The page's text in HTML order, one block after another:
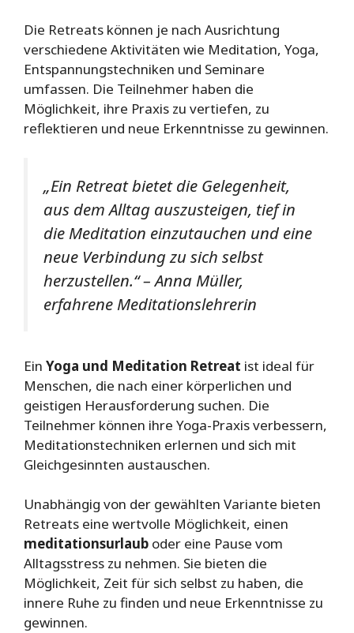
Die Retreats können je nach Ausrichtung
verschiedene Aktivitäten wie Meditation, Yoga,
Entspannungstechniken und Seminare
umfassen. Die Teilnehmer haben die
Möglichkeit, ihre Praxis zu vertiefen, zu
reflektieren und neue Erkenntnisse zu gewinnen.
„Ein Retreat bietet die Gelegenheit,
aus dem Alltag auszusteigen, tief in
die Meditation einzutauchen und eine
neue Verbindung zu sich selbst
herzustellen.“ – Anna Müller,
erfahrene Meditationslehrerin
Ein Yoga und Meditation Retreat ist ideal für
Menschen, die nach einer körperlichen und
geistigen Herausforderung suchen. Die
Teilnehmer können ihre Yoga-Praxis verbessern,
Meditationstechniken erlernen und sich mit
Gleichgesinnten austauschen.
Unabhängig von der gewählten Variante bieten
Retreats eine wertvolle Möglichkeit, einen
meditationsurlaub oder eine Pause vom
Alltagsstress zu nehmen. Sie bieten die
Möglichkeit, Zeit für sich selbst zu haben, die
innere Ruhe zu finden und neue Erkenntnisse zu
gewinnen.